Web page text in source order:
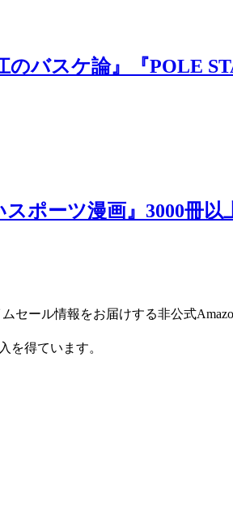
バスケ論』『POLE
ポーツ漫画』3000冊以
セール情報をお届けする非公式
を得ています。